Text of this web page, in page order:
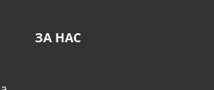
ЗА НАС